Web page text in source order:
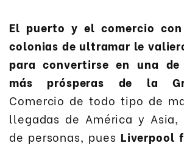
El puerto y el comercio
colonias de ultramar le
para convertirse en una
más prósperas de la
Comercio de todo tipo de
llegadas de América y Asia,
de personas, pues Liverpool